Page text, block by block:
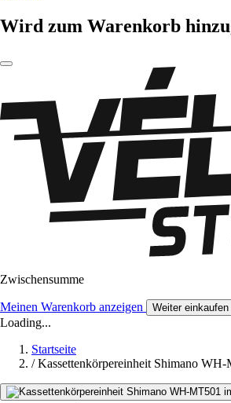
Wird zum Warenkorb
Zwischensumme
Meinen Warenkorb anzeigen Weiter einkaufen
Loading...
Startseite
/ Kassettenkörpereinheit Shimano WH-